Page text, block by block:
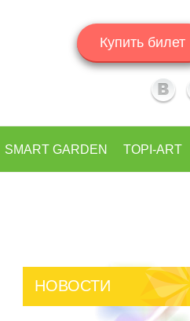
НОВОСТИ
Купить билет
SMART GARDEN TOPI-ART